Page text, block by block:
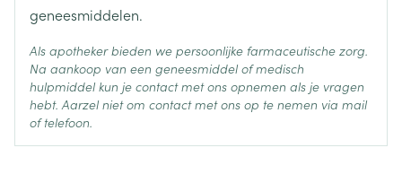
geneesmiddelen.
Als apotheker bieden we persoonlijke farmaceutische zorg.
Na aankoop van een geneesmiddel of medisch
hulpmiddel kun je contact met ons opnemen als je vragen
hebt. Aarzel niet om contact met ons op te nemen via mail
of telefoon.